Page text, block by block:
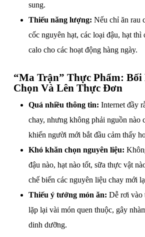
sung.
Thiếu năng lượng: Nếu chỉ ăn rau
cốc nguyên hạt, các loại đậu, hạt thì
calo cho các hoạt động hàng ngày.
“Ma Trận” Thực Phẩm:
Chọn Và Lên Thực Đơn
Quá nhiều thông tin: Internet đầy
chay, nhưng không phải nguồn nào
khiến người mới bắt đầu cảm thấy
Khó khăn chọn nguyên liệu:
đậu nào, hạt nào tốt, sữa thực vật
chế biến các nguyên liệu chay mới
Thiếu ý tưởng món ăn: Dễ rơi vào
lặp lại vài món quen thuộc, gây
dinh dưỡng.